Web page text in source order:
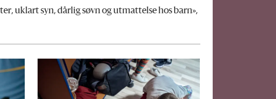
uklart syn, dårlig søvn og utmattelse hos barn»,